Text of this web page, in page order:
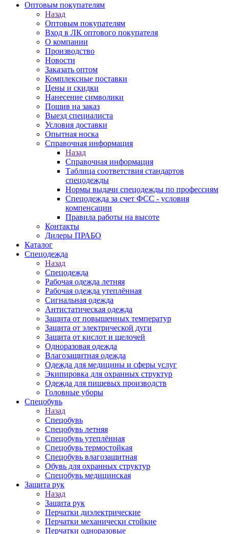
Оптовым покупателям
Назад
Оптовым покупателям
Вход в ЛК оптового покупателя
О компании
Производство
Новости
Заказать оптом
Комплексные поставки
Цены и скидки
Нанесение символики
Пошив на заказ
Выезд специалиста
Условия доставки
Опытная носка
Справочная информация
Назад
Справочная информация
Таблица соответствия стандартов
спецодежды
Нормы выдачи спецодежды по профессиям
Спецодежда за счет ФСС - условия
компенсации
Правила работы на высоте
Контакты
Дилеры ПРАБО
Каталог
Спецодежда
Назад
Спецодежда
Рабочая одежда летняя
Рабочая одежда утеплённая
Сигнальная одежда
Антистатическая одежда
Защита от повышенных температур
Защита от электрической дуги
Защита от кислот и щелочей
Одноразовая одежда
Влагозащитная одежда
Одежда для медицины и сферы услуг
Экипировка для охранных структур
Одежда для пищевых производств
Головные уборы
Спецобувь
Назад
Спецобувь
Спецобувь летняя
Спецобувь утеплённая
Спецобувь термостойкая
Спецобувь влагозащитная
Обувь для охранных структур
Спецобувь медицинская
Защита рук
Назад
Защита рук
Перчатки диэлектрические
Перчатки механически стойкие
Перчатки одноразовые